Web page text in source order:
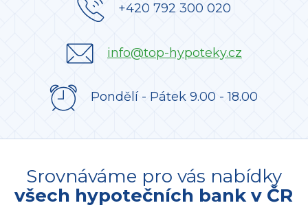
+420 792 300 020
info@top-hypoteky.cz
Pondělí - Pátek 9.00 - 18.00
Srovnáváme pro vás nabídky
všech hypotečních bank v ČR